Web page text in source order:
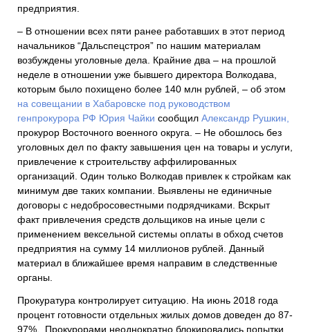
предприятия.
– В отношении всех пяти ранее работавших в этот период
начальников “Дальспецстроя” по нашим материалам
возбуждены уголовные дела. Крайние два – на прошлой
неделе в отношении уже бывшего директора Волкодава,
которым было похищено более 140 млн рублей, – об этом
на совещании в Хабаровске под руководством
генпрокурора РФ Юрия Чайки сообщил Александр Рушкин,
прокурор Восточного военного округа. – Не обошлось без
уголовных дел по факту завышения цен на товары и услуги,
привлечение к строительству аффилированных
организаций. Один только Волкодав привлек к стройкам как
минимум две таких компании. Выявлены не единичные
договоры с недобросовестными подрядчиками. Вскрыт
факт привлечения средств дольщиков на иные цели с
применением вексельной системы оплаты в обход счетов
предприятия на сумму 14 миллионов рублей. Данный
материал в ближайшее время направим в следственные
органы.
Прокуратура контролирует ситуацию. На июнь 2018 года
процент готовности отдельных жилых домов доведен до 87-
97%. Прокурорами неоднократно блокировались попытки